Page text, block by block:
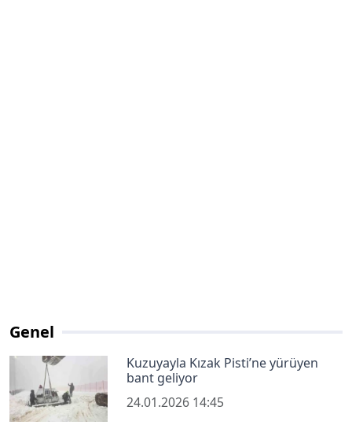
Genel
Kuzuyayla Kızak Pisti’ne yürüyen
bant geliyor
24.01.2026 14:45